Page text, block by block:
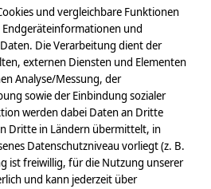
und vergleichbare Funktionen
und
Die Verarbeitung dient der
externen Diensten und Elementen
Analyse/Messung, der
sowie der Einbindung sozialer
werden dabei Daten an Dritte
Dritte in Ländern übermittelt, in
Datenschutzniveau vorliegt (z. B.
ist freiwillig, für die Nutzung unserer
und kann jederzeit über